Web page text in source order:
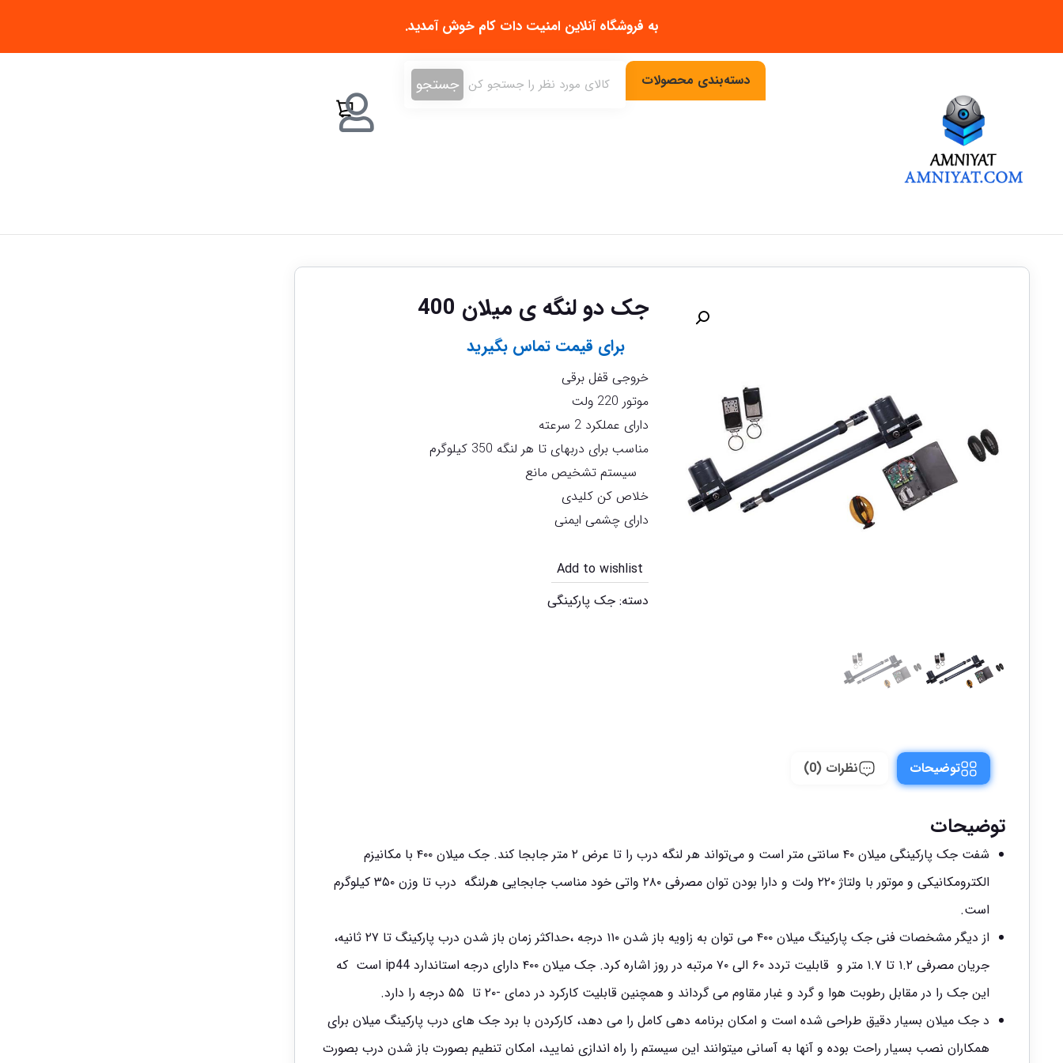
به فروشگاه آنلاین امنیت دات کام خوش آمدید.
دسته‌بندی محصولات جستجو
جک دو لنگه ی میلان 400
برای قیمت تماس بگیرید
خروجی قفل برقی
موتور 220 ولت
دارای عملکرد 2 سرعته
مناسب برای دربهای تا هر لنگه 350 کیلوگرم
سیستم تشخیص مانع
خلاص کن کلیدی
دارای چشمی ایمنی
Add to wishlist
دسته:جک پارکینگی
توضیحات نظرات (0)
توضیحات
شفت جک پارکینگی میلان ۴۰ سانتی متر است و می‌تواند هر لنگه درب را تا عرض ۲ متر جابجا کند. جک میلان ۴۰۰ با مکانیزم
الکترومکانیکی و موتور با ولتاژ ۲۲۰ ولت و دارا بودن توان مصرفی ۲۸۰ واتی خود مناسب جابجایی هرلنگه درب تا وزن ۳۵۰ کیلوگرم
است.
از دیگر مشخصات فنی جک پارکینگ میلان ۴۰۰ می توان به زاویه باز شدن ۱۱۰ درجه ،حداکثر زمان باز شدن درب پارکینگ تا ۲۷ ثانیه،
جریان مصرفی ۱.۲ تا ۱.۷ متر و قابلیت تردد ۶۰ الی ۷۰ مرتبه در روز اشاره کرد. جک میلان ۴۰۰ دارای درجه استاندارد ip44 است که
این جک را در مقابل رطوبت هوا و گرد و غبار مقاوم می گرداند و همچنین قابلیت کارکرد در دمای -۲۰ تا ۵۵ درجه را دارد.
د جک میلان بسیار دقیق طراحی شده است و امکان برنامه دهی کامل را می دهد، کارکردن با برد جک های درب پارکینگ میلان برای
همکاران نصب بسیار راحت بوده و آنها به آسانی میتوانند این سیستم را راه اندازی نمایید، امکان تنطیم بصورت باز شدن درب بصورت